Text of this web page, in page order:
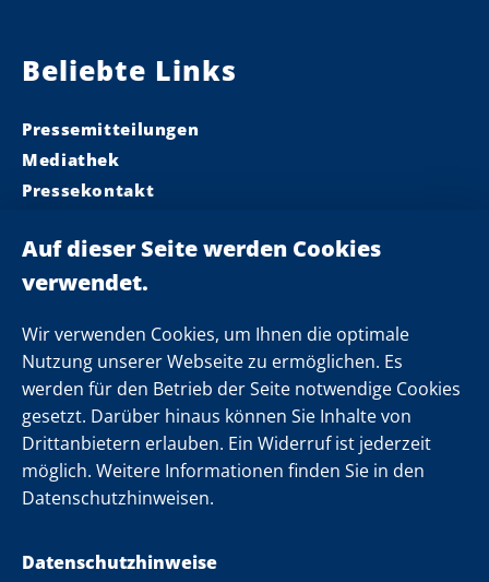
Wir verwenden Cookies, um Ihnen die optimale
Nutzung unserer Webseite zu ermöglichen. Es
werden für den Betrieb der Seite notwendige Cookies
gesetzt. Darüber hinaus können Sie Inhalte von
Drittanbietern erlauben. Ein Widerruf ist jederzeit
möglich. Weitere Informationen finden Sie in den
Datenschutzhinweisen.
Datenschutzhinweise
Beliebte Links
Pressemitteilungen
Mediathek
Pressekontakt
Landeskabinett
Einsamkeit
Folgen Sie uns